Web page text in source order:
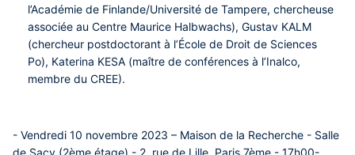
l’Académie de Finlande/Université de Tampere, chercheuse
associée au Centre Maurice Halbwachs),Gustav KALM
(chercheur postdoctorant à l’École de Droit de Sciences
Po), Katerina KESA (maître de conférences à l’Inalco,
membre du CREE).
- Vendredi 10 novembre 2023 – Maison de la Recherche - Salle